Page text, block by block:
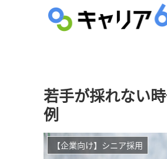
若手が採れない
例
【企業向け】シニア採用